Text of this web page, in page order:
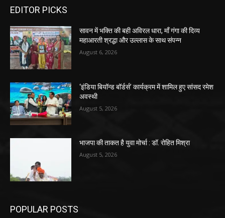
EDITOR PICKS
सावन में भक्ति की बही अविरल धारा, माँ गंगा की दिव्य
महाआरती श्रद्धा और उल्लास के साथ संपन्न
August 6, 2026
‘इंडिया बियॉन्ड बॉर्डर्स’ कार्यक्रम में शामिल हुए सांसद रमेश
अवस्थी
August 5, 2026
भाजपा की ताकत है युवा मोर्चा : डॉ. रोहित मिश्रा
August 5, 2026
POPULAR POSTS